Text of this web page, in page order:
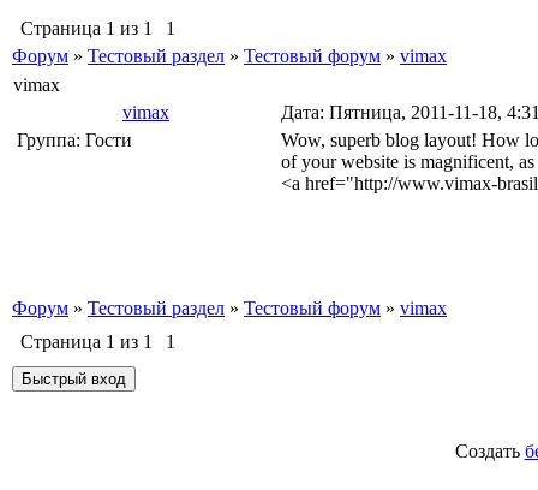
Страница 1 из 1
1
Форум » Тестовый раздел » Тестовый форум » vimax
vimax
vimax
Дата: Пятница, 2011-11-18,
Группа: Гости
Wow, superb blog layout! How
of your website is magnificent,
<a href="http://www.vimax-
Форум » Тестовый раздел » Тестовый форум » vimax
Страница 1 из 1 1
Создать